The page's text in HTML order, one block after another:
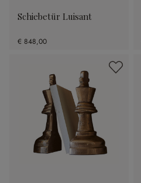
Schiebetür Luisant
€ 848,00